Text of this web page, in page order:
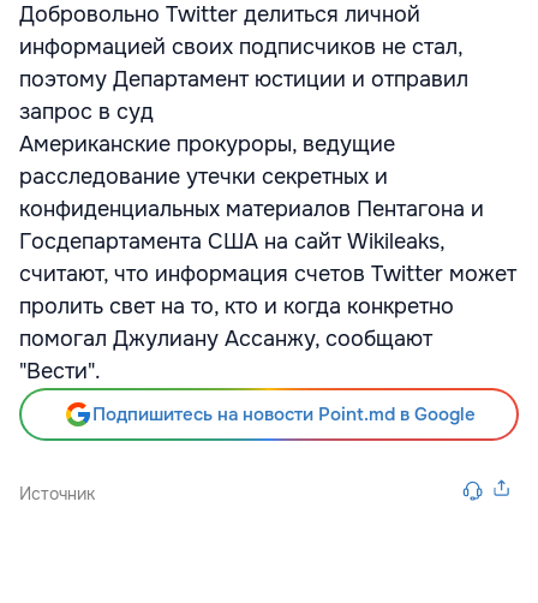
Добровольно Twitter делиться личной
информацией своих подписчиков не стал,
поэтому Департамент юстиции и отправил
запрос в суд
Американские прокуроры, ведущие
расследование утечки секретных и
конфиденциальных материалов Пентагона и
Госдепартамента США на сайт Wikileaks,
считают, что информация счетов Twitter может
пролить свет на то, кто и когда конкретно
помогал Джулиану Ассанжу, сообщают
"Вести".
Подпишитесь на новости Point.md в Google
Источник